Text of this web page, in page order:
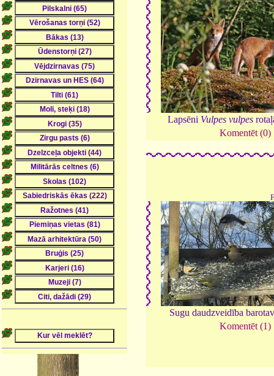
Lapsēni Vulpes vulpes
Komentēt (0)
Sugu daudzveidība
Komentēt (1)